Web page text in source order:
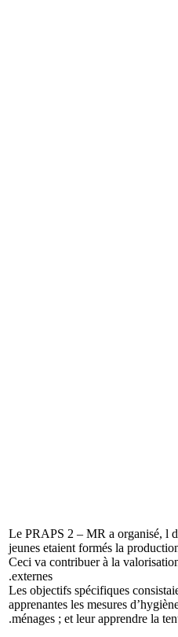
Le PRAPS 2 – MR a organisé, l
jeunes etaient formés la
Ceci va contribuer à la
externes.
Les objectifs spécifiques
apprenantes les mesures
ménages ; et leur apprendre la